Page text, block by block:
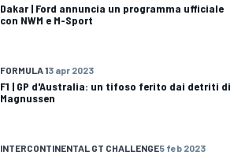
Dakar | Ford annuncia un programma ufficiale
con NWM e M-Sport
FORMULA 13 apr 2023
F1 | GP d'Australia: un tifoso ferito dai detriti di
Magnussen
INTERCONTINENTAL GT CHALLENGE5 feb 2023